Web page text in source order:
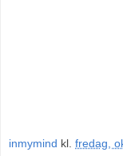
inmymind kl. fredag,